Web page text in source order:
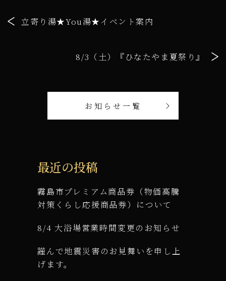
立寄り湯★You湯★イベント案内
8/3（土）『ひなたやま夏祭り』
お知らせ一覧
最近の投稿
霧島市プレミアム商品券（物価高騰
対策くらし応援商品券）について
8/4 大浴場営業時間変更のお知らせ
謹んで地震災害のお見舞いを申し上
げます。